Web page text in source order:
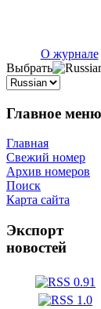
О журнале
Выбрать
Главное меню
Главная
Свежий номер
Архив номеров
Поиск
Карта сайта
Экспорт
новостей